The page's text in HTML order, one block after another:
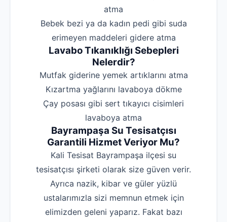
atma
‌Bebek bezi ya da kadın pedi gibi suda
erimeyen maddeleri gidere atma
Lavabo Tıkanıklığı Sebepleri
Nelerdir?
‌Mutfak giderine yemek artıklarını atma
‌Kızartma yağlarını lavaboya dökme
‌Çay posası gibi sert tıkayıcı cisimleri
lavaboya atma
Bayrampaşa Su Tesisatçısı
Garantili Hizmet Veriyor Mu?
Kali Tesisat Bayrampaşa ilçesi su
tesisatçısı şirketi olarak size güven verir.
Ayrıca nazik, kibar ve güler yüzlü
ustalarımızla sizi memnun etmek için
elimizden geleni yaparız. Fakat bazı